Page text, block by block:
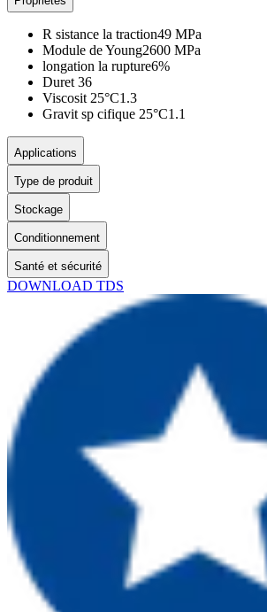
R sistance la traction49 MPa
Module de Young2600 MPa
longation la rupture6%
Duret 36
Viscosit 25°C1.3
Gravit sp cifique 25°C1.1
Applications
Type de produit
Stockage
Conditionnement
Santé et sécurité
DOWNLOAD TDS